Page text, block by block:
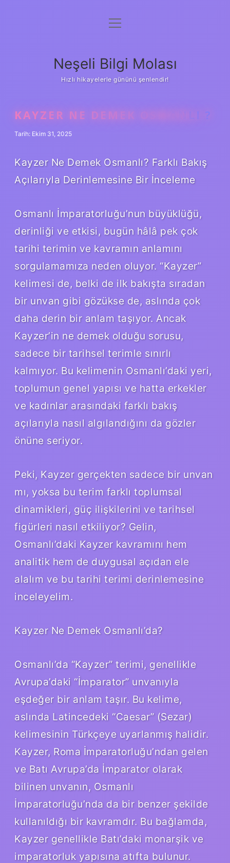
Anasayfa
Yasal Uyarı
menüyü
Neşeli Bilgi Molası
Hızlı hikayelerle gününü şenlendir!
KAYZER NE DEMEK OSMANLI ?
Tarih: Ekim 31, 2025
Kayzer Ne Demek Osmanlı? Farklı Bakış
Açılarıyla Derinlemesine Bir İnceleme
Osmanlı İmparatorluğu’nun büyüklüğü,
derinliği ve etkisi, bugün hâlâ pek çok
tarihi terimin ve kavramın anlamını
sorgulamamıza neden oluyor. “Kayzer”
kelimesi de, belki de ilk bakışta sıradan
bir unvan gibi gözükse de, aslında çok
daha derin bir anlam taşıyor. Ancak
Kayzer’in ne demek olduğu sorusu,
sadece bir tarihsel terimle sınırlı
kalmıyor. Bu kelimenin Osmanlı’daki yeri,
toplumun genel yapısı ve hatta erkekler
ve kadınlar arasındaki farklı bakış
açılarıyla nasıl algılandığını da gözler
önüne seriyor.
Peki, Kayzer gerçekten sadece bir unvan
mı, yoksa bu terim farklı toplumsal
dinamikleri, güç ilişkilerini ve tarihsel
figürleri nasıl etkiliyor? Gelin,
Osmanlı’daki Kayzer kavramını hem
analitik hem de duygusal açıdan ele
alalım ve bu tarihi terimi derinlemesine
inceleyelim.
Kayzer Ne Demek Osmanlı’da?
Osmanlı’da “Kayzer” terimi, genellikle
Avrupa’daki “İmparator” unvanıyla
eşdeğer bir anlam taşır. Bu kelime,
aslında Latincedeki “Caesar” (Sezar)
kelimesinin Türkçeye uyarlanmış halidir.
Kayzer, Roma İmparatorluğu’ndan gelen
ve Batı Avrupa’da İmparator olarak
bilinen unvanın, Osmanlı
İmparatorluğu’nda da bir benzer şekilde
kullanıldığı bir kavramdır. Bu bağlamda,
Kayzer genellikle Batı’daki monarşik ve
imparatorluk yapısına atıfta bulunur.